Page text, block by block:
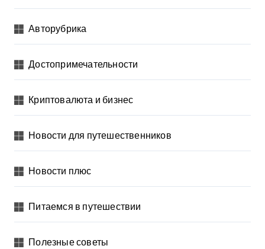
Авторубрика
Достопримечательности
Криптовалюта и бизнес
Новости для путешественников
Новости плюс
Питаемся в путешествии
Полезные советы